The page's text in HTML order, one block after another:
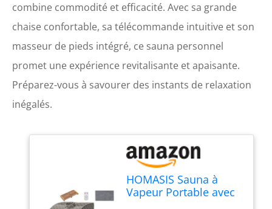
combine commodité et efficacité. Avec sa grande
chaise confortable, sa télécommande intuitive et son
masseur de pieds intégré, ce sauna personnel
promet une expérience revitalisante et apaisante.
Préparez-vous à savourer des instants de relaxation
inégalés.
HOMASIS Sauna à
Vapeur Portable avec